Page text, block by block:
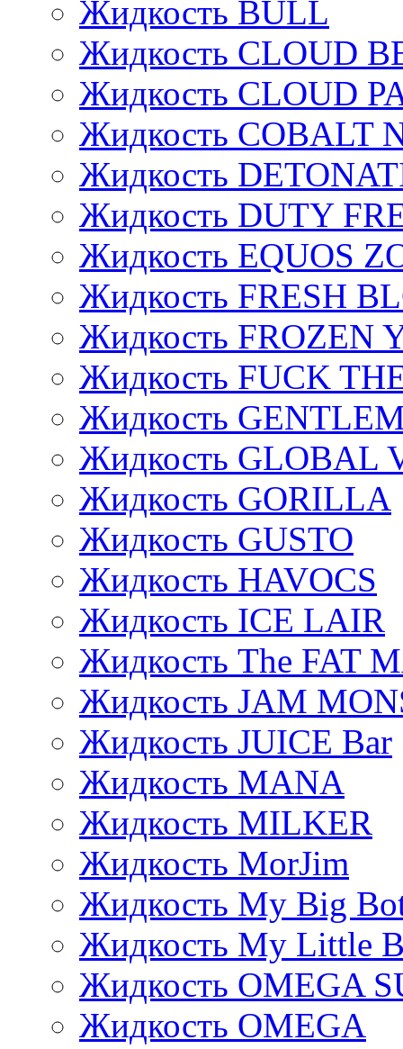
Жидкость BULL
Жидкость CLOUD
Жидкость CLOUD
Жидкость COBALT
Жидкость
Жидкость DUTY
Жидкость EQUOS
Жидкость FRESH
Жидкость FROZEN
Жидкость FUCK
Жидкость
Жидкость GLOBAL
Жидкость GORILLA
Жидкость GUSTO
Жидкость HAVOCS
Жидкость ICE LAIR
Жидкость The FAT
Жидкость JAM
Жидкость JUICE Bar
Жидкость MANA
Жидкость MILKER
Жидкость MorJim
Жидкость My Big
Жидкость My Little
Жидкость OMEGA
Жидкость OMEGA